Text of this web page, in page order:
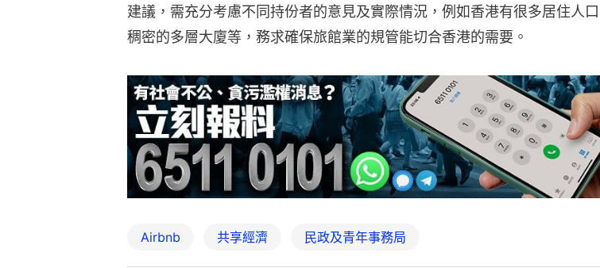
建議，需充分考慮不同持份者的意見及實際情況，例如香港有很多居住人口
稠密的多層大廈等，務求確保旅館業的規管能切合香港的需要。
Airbnb 共享經濟 民政及青年事務局